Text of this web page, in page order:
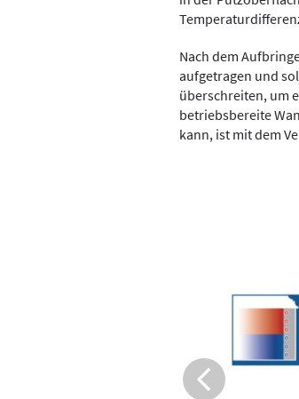
Nach dem
aufgetragen und
überschreiten, um
betriebsbereite
kann, ist mit dem